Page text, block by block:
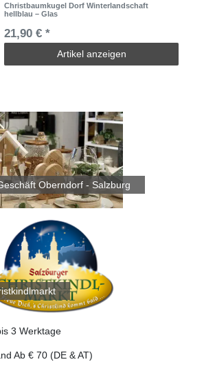
Christbaumkugel Dorf Winterlandschaft
hellblau – Glas
21,90 € *
Artikel anzeigen
Oberndorf - Salzburg
3 Werktage
Ab € 70 (DE & AT)